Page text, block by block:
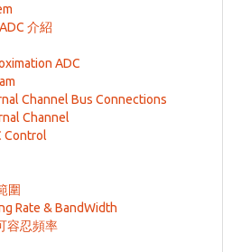
介紹
ADC
Channel Bus Connections
Channel
Control
圍
Rate & BandWidth
容忍頻率